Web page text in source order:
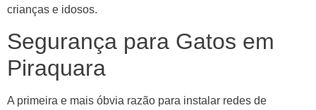
crianças e idosos.
Segurança para Gatos em
Piraquara
A primeira e mais óbvia razão para instalar redes de